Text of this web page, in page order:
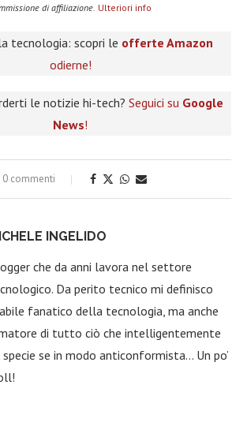
di affiliazione. Ulteriori info
tecnologia: scopri le offerte Amazon
odierne!
le notizie hi-tech? Seguici su Google
News!
0 commenti
INGELIDO
che da anni lavora nel settore
Da perito tecnico mi definisco
fanatico della tecnologia, ma anche
di tutto ciò che intelligentemente
se in modo anticonformista… Un po’